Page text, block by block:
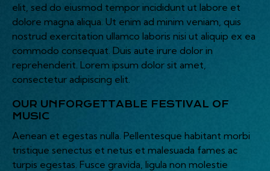
elit, sed do eiusmod tempor incididunt ut labore et
dolore magna aliqua. Ut enim ad minim veniam, quis
nostrud exercitation ullamco laboris nisi ut aliquip ex ea
commodo consequat. Duis aute irure dolor in
reprehenderit. Lorem ipsum dolor sit amet,
consectetur adipiscing elit.
OUR UNFORGETTABLE FESTIVAL OF
MUSIC
Aenean et egestas nulla. Pellentesque habitant morbi
tristique senectus et netus et malesuada fames ac
turpis egestas. Fusce gravida, ligula non molestie